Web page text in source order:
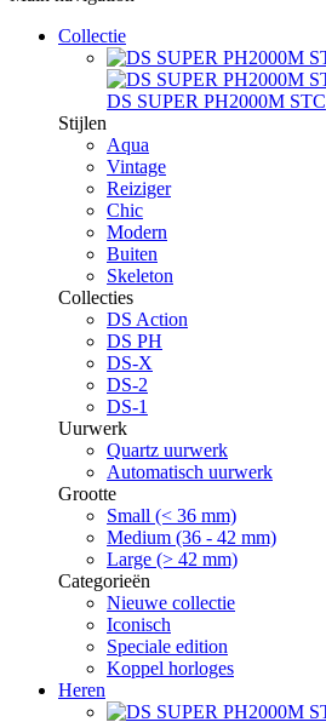
Collectie
DS SUPER PH2000M STC
Stijlen
Aqua
Vintage
Reiziger
Chic
Modern
Buiten
Skeleton
Collecties
DS Action
DS PH
DS-X
DS-2
DS-1
Uurwerk
Quartz uurwerk
Automatisch uurwerk
Grootte
Small (< 36 mm)
Medium (36 - 42 mm)
Large (> 42 mm)
Categorieën
Nieuwe collectie
Iconisch
Speciale edition
Koppel horloges
Heren